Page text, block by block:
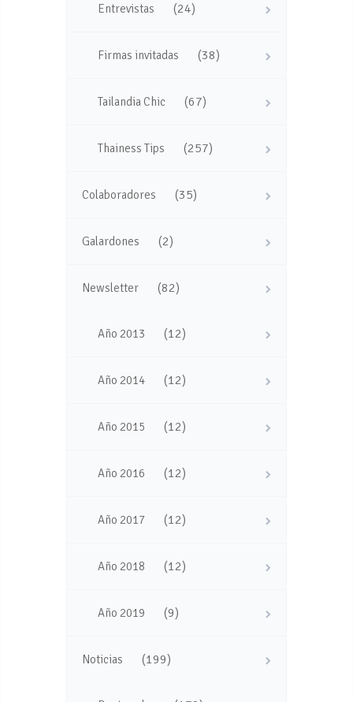
Entrevistas (24)
Firmas invitadas (38)
Tailandia Chic (67)
Thainess Tips (257)
Colaboradores (35)
Galardones (2)
Newsletter (82)
Año 2013 (12)
Año 2014 (12)
Año 2015 (12)
Año 2016 (12)
Año 2017 (12)
Año 2018 (12)
Año 2019 (9)
Noticias (199)